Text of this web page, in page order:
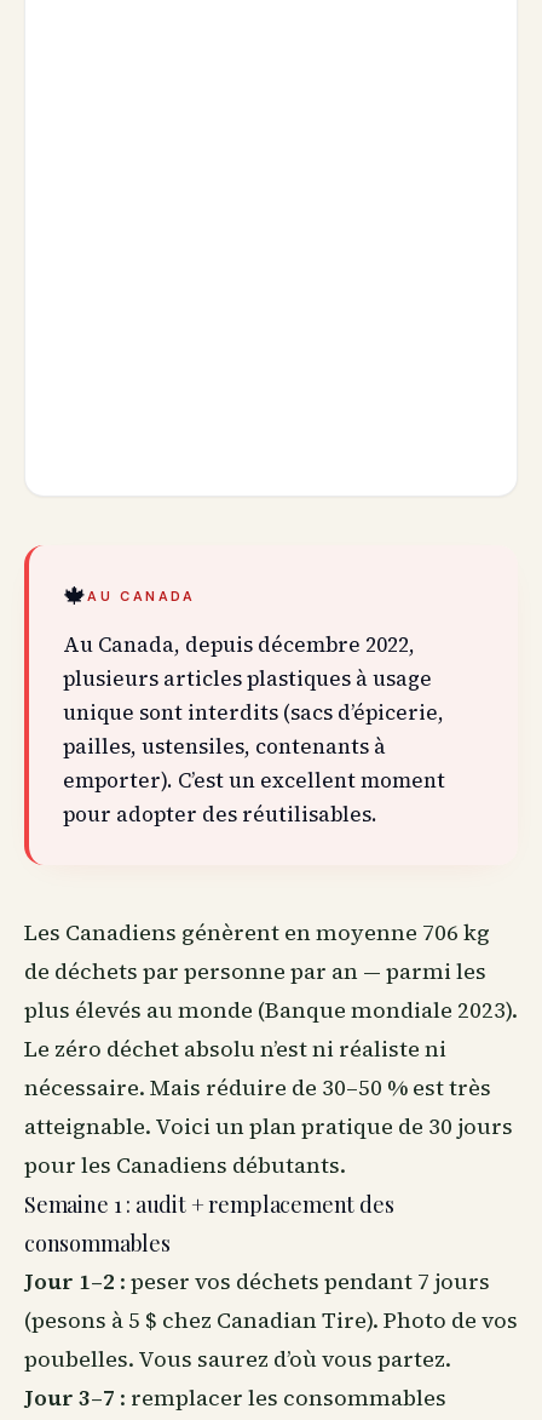
🍁AU CANADA
Au Canada, depuis décembre 2022,
plusieurs articles plastiques à usage
unique sont interdits (sacs d’épicerie,
pailles, ustensiles, contenants à
emporter). C’est un excellent moment
pour adopter des réutilisables.
Les Canadiens génèrent en moyenne 706 kg
de déchets par personne par an — parmi les
plus élevés au monde (Banque mondiale 2023).
Le zéro déchet absolu n’est ni réaliste ni
nécessaire. Mais réduire de 30–50 % est très
atteignable. Voici un plan pratique de 30 jours
pour les Canadiens débutants.
Semaine 1 : audit + remplacement des
consommables
Jour 1–2 : peser vos déchets pendant 7 jours
(pesons à 5 $ chez Canadian Tire). Photo de vos
poubelles. Vous saurez d’où vous partez.
Jour 3–7 : remplacer les consommables